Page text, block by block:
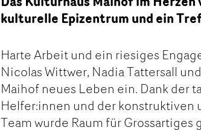
kulturelle Epizentrum und ein
Harte Arbeit und ein riesiges
Nicolas Wittwer, Nadia Tattersall
Maihof neues Leben ein. Dank der
Helfer:innen und der
Team wurde Raum für Grossartiges